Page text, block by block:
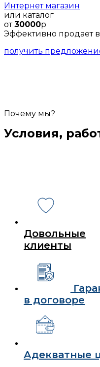
Интернет магазин
или каталог
от30000р
Эффективно продает
получить
Почему мы?
Условия,
Довольные
клиенты
в договоре
Адекватные